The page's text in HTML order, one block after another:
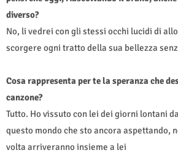
diverso?
No, li vedrei con gli stessi occhi lucidi di
scorgere ogni tratto della sua bellezza
Cosa rappresenta per te la speranza che
canzone?
Tutto. Ho vissuto con lei dei giorni lontani
questo mondo che sto ancora aspettando,
volta arriveranno insieme a lei